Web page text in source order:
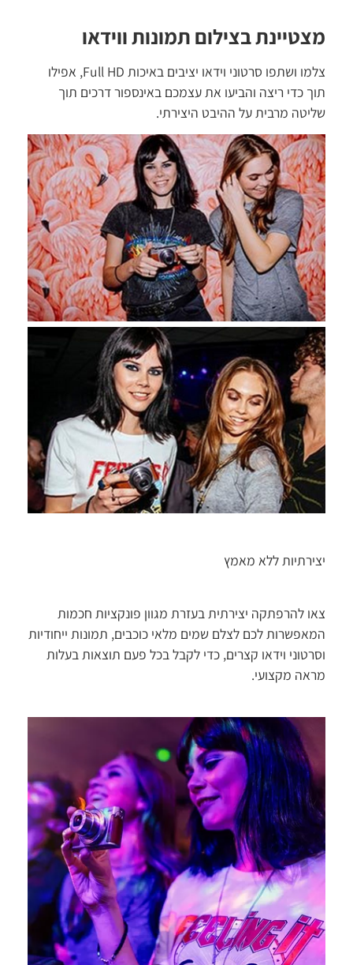
מצטיינת בצילום תמונות ווידאו
צלמו ושתפו סרטוני וידאו יציבים באיכות Full HD, אפילו
תוך כדי ריצה והביעו את עצמכם באינספור דרכים תוך
שליטה מרבית על ההיבט היצירתי.
יצירתיות ללא מאמץ
צאו להרפתקה יצירתית בעזרת מגוון פונקציות חכמות
המאפשרות לכם לצלם שמים מלאי כוכבים, תמונות ייחודיות
וסרטוני וידאו קצרים, כדי לקבל בכל פעם תוצאות בעלות
מראה מקצועי.